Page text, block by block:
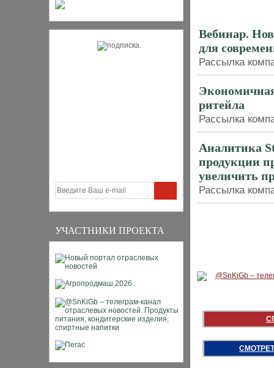
УЧАСТНИКИ ПРОЕКТА
Вебинар.
для
Рассылка
ритейла
Рассылка
Аналитика
продукции
увеличить
Рассылка